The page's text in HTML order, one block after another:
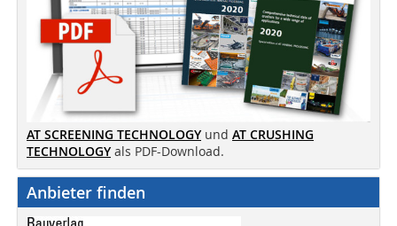
AT SCREENING TECHNOLOGY und AT CRUSHING
TECHNOLOGY als PDF-Download.
Anbieter finden